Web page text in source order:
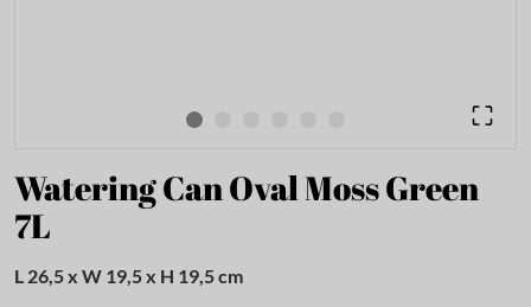
Watering Can Oval Moss Green
7L
L 26,5 x W 19,5 x H 19,5 cm